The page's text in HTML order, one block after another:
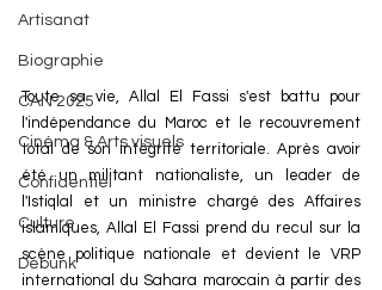
Artisanat
Biographie
CAN 2025
Cinéma & Arts visuels
Confidentiel
Culture
Debunk
Toute sa vie, Allal El Fassi s'est battu pour
l'indépendance du Maroc et le recouvrement
total de son intégrité territoriale. Après avoir
été un militant nationaliste, un leader de
l'Istiqlal et un ministre chargé des Affaires
islamiques, Allal El Fassi prend du recul sur la
scène politique nationale et devient le VRP
international du Sahara marocain à partir des